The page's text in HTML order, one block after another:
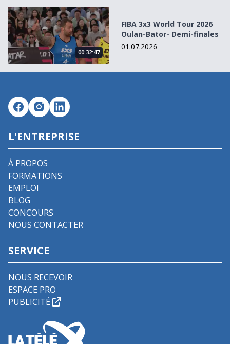
FIBA 3x3 World Tour 2026 Oulan-Bator- Demi-finales
00:32:47
FIBA 3x3 World Tour 2026
Oulan-Bator- Demi-finales
01.07.2026
L'ENTREPRISE
À PROPOS
FORMATIONS
EMPLOI
BLOG
CONCOURS
NOUS CONTACTER
SERVICE
NOUS RECEVOIR
ESPACE PRO
PUBLICITÉ